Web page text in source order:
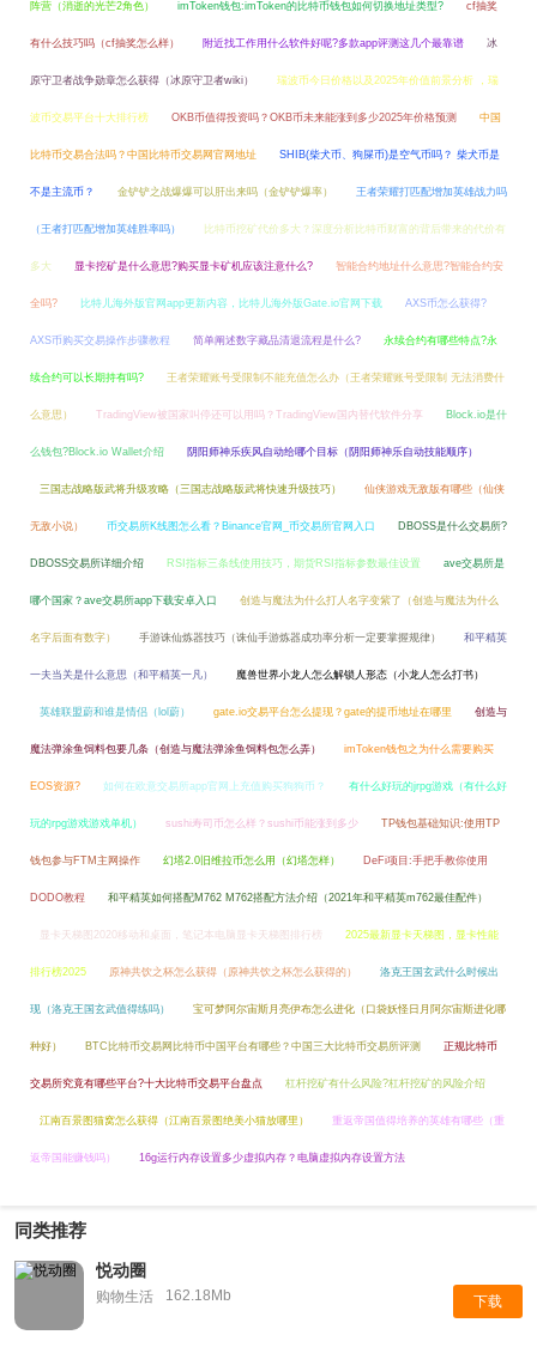
阵营（消逝的光芒2角色） imToken钱包:imToken的比特币钱包如何切换地址类型? cf抽奖
有什么技巧吗（cf抽奖怎么样） 附近找工作用什么软件好呢?多款app评测这几个最靠谱 冰
原守卫者战争勋章怎么获得（冰原守卫者wiki） 瑞波币今日价格以及2025年价值前景分析 ，瑞
波币交易平台十大排行榜 OKB币值得投资吗？OKB币未来能涨到多少2025年价格预测 中国
比特币交易合法吗？中国比特币交易网官网地址 SHIB(柴犬币、狗屎币)是空气币吗？ 柴犬币是
不是主流币？ 金铲铲之战爆爆可以肝出来吗（金铲铲爆率） 王者荣耀打匹配增加英雄战力吗
（王者打匹配增加英雄胜率吗） 比特币挖矿代价多大？深度分析比特币财富的背后带来的代价有
多大 显卡挖矿是什么意思?购买显卡矿机应该注意什么? 智能合约地址什么意思?智能合约安
全吗? 比特儿海外版官网app更新内容，比特儿海外版Gate.io官网下载 AXS币怎么获得?
AXS币购买交易操作步骤教程 简单阐述数字藏品清退流程是什么? 永续合约有哪些特点?永
续合约可以长期持有吗? 王者荣耀账号受限制不能充值怎么办（王者荣耀账号受限制 无法消费什
么意思） TradingView被国家叫停还可以用吗？TradingView国内替代软件分享 Block.io是什
么钱包?Block.io Wallet介绍 阴阳师神乐疾风自动给哪个目标（阴阳师神乐自动技能顺序）
三国志战略版武将升级攻略（三国志战略版武将快速升级技巧） 仙侠游戏无敌版有哪些（仙侠
无敌小说） 币交易所K线图怎么看？Binance官网_币交易所官网入口 DBOSS是什么交易所?
DBOSS交易所详细介绍 RSI指标三条线使用技巧，期货RSI指标参数最佳设置 ave交易所是
哪个国家？ave交易所app下载安卓入口 创造与魔法为什么打人名字变紫了（创造与魔法为什么
名字后面有数字） 手游诛仙炼器技巧（诛仙手游炼器成功率分析一定要掌握规律） 和平精英
一夫当关是什么意思（和平精英一凡） 魔兽世界小龙人怎么解锁人形态（小龙人怎么打书）
英雄联盟蔚和谁是情侣（lol蔚） gate.io交易平台怎么提现？gate的提币地址在哪里 创造与
魔法弹涂鱼饲料包要几条（创造与魔法弹涂鱼饲料包怎么弄） imToken钱包之为什么需要购买
EOS资源? 如何在欧意交易所app官网上充值购买狗狗币？ 有什么好玩的jrpg游戏（有什么好
玩的rpg游戏游戏单机） sushi寿司币怎么样？sushi币能涨到多少 TP钱包基础知识:使用TP
钱包参与FTM主网操作 幻塔2.0旧维拉币怎么用（幻塔怎样） DeFi项目:手把手教你使用
DODO教程 和平精英如何搭配M762 M762搭配方法介绍（2021年和平精英m762最佳配件）
显卡天梯图2020移动和桌面，笔记本电脑显卡天梯图排行榜 2025最新显卡天梯图，显卡性能
排行榜2025 原神共饮之杯怎么获得（原神共饮之杯怎么获得的） 洛克王国玄武什么时候出
现（洛克王国玄武值得练吗） 宝可梦阿尔宙斯月亮伊布怎么进化（口袋妖怪日月阿尔宙斯进化哪
种好） BTC比特币交易网比特币中国平台有哪些？中国三大比特币交易所评测 正规比特币
交易所究竟有哪些平台?十大比特币交易平台盘点 杠杆挖矿有什么风险?杠杆挖矿的风险介绍
江南百景图猫窝怎么获得（江南百景图绝美小猫放哪里） 重返帝国值得培养的英雄有哪些（重
返帝国能赚钱吗） 16g运行内存设置多少虚拟内存？电脑虚拟内存设置方法
同类推荐
悦动圈
购物生活 162.18Mb 下载